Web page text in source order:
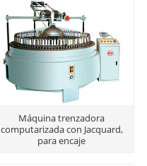
Máquina trenzadora
computarizada con Jacquard,
para encaje